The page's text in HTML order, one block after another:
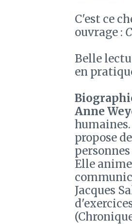
C'est ce
ouvrage :
Belle
en
Anne
propose
Elle
Jacques